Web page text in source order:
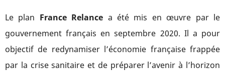
Le plan France Relance a été mis en œuvre par le
gouvernement français en septembre 2020. Il a pour
objectif de redynamiser l’économie française frappée
par la crise sanitaire et de préparer l’avenir à l’horizon